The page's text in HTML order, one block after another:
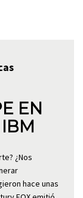
EN
¿Nos
hace unas